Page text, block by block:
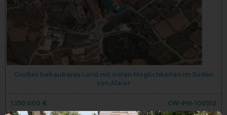
Großes bebaubares Land mit vielen Möglichkeiten im Süden
von Alaior
1.150.000 € CW-PM-100512